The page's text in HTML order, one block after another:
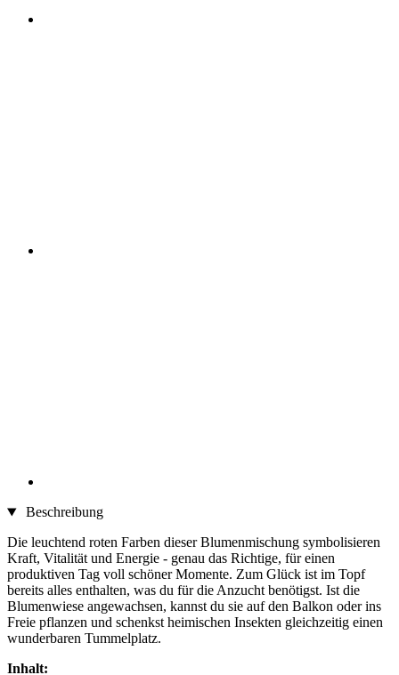
Beschreibung
Die leuchtend roten Farben dieser Blumenmischung symbolisieren
Kraft, Vitalität und Energie - genau das Richtige, für einen
produktiven Tag voll schöner Momente. Zum Glück ist im Topf
bereits alles enthalten, was du für die Anzucht benötigst. Ist die
Blumenwiese angewachsen, kannst du sie auf den Balkon oder ins
Freie pflanzen und schenkst heimischen Insekten gleichzeitig einen
wunderbaren Tummelplatz.
Inhalt: